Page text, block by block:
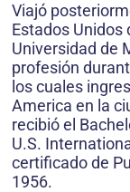
Viajó
Estados Unidos
Universidad de
profesión
los cuales
America en la
recibió el
U.S.
certificado de
1956.